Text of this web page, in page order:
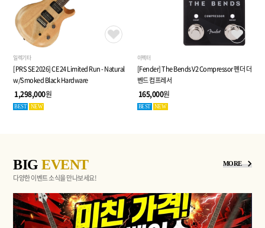
일렉기타
[PRS SE 2026] CE 24 Limited Run - Natural
w/Smoked Black Hardware
1,298,000원
BEST NEW
이펙터
[Fender] The Bends V2 Compressor 펜더 더
벤드 컴프레서
165,000원
BEST NEW
BIGEVENT MORE
다양한 이벤트 소식을 만나보세요!